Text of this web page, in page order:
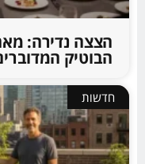
הצצה נדירה:
הבוטיק
חדשות